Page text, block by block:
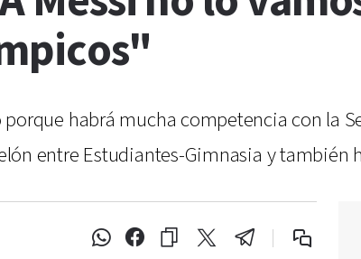
habrá mucha competencia con la
entre Estudiantes-Gimnasia y también